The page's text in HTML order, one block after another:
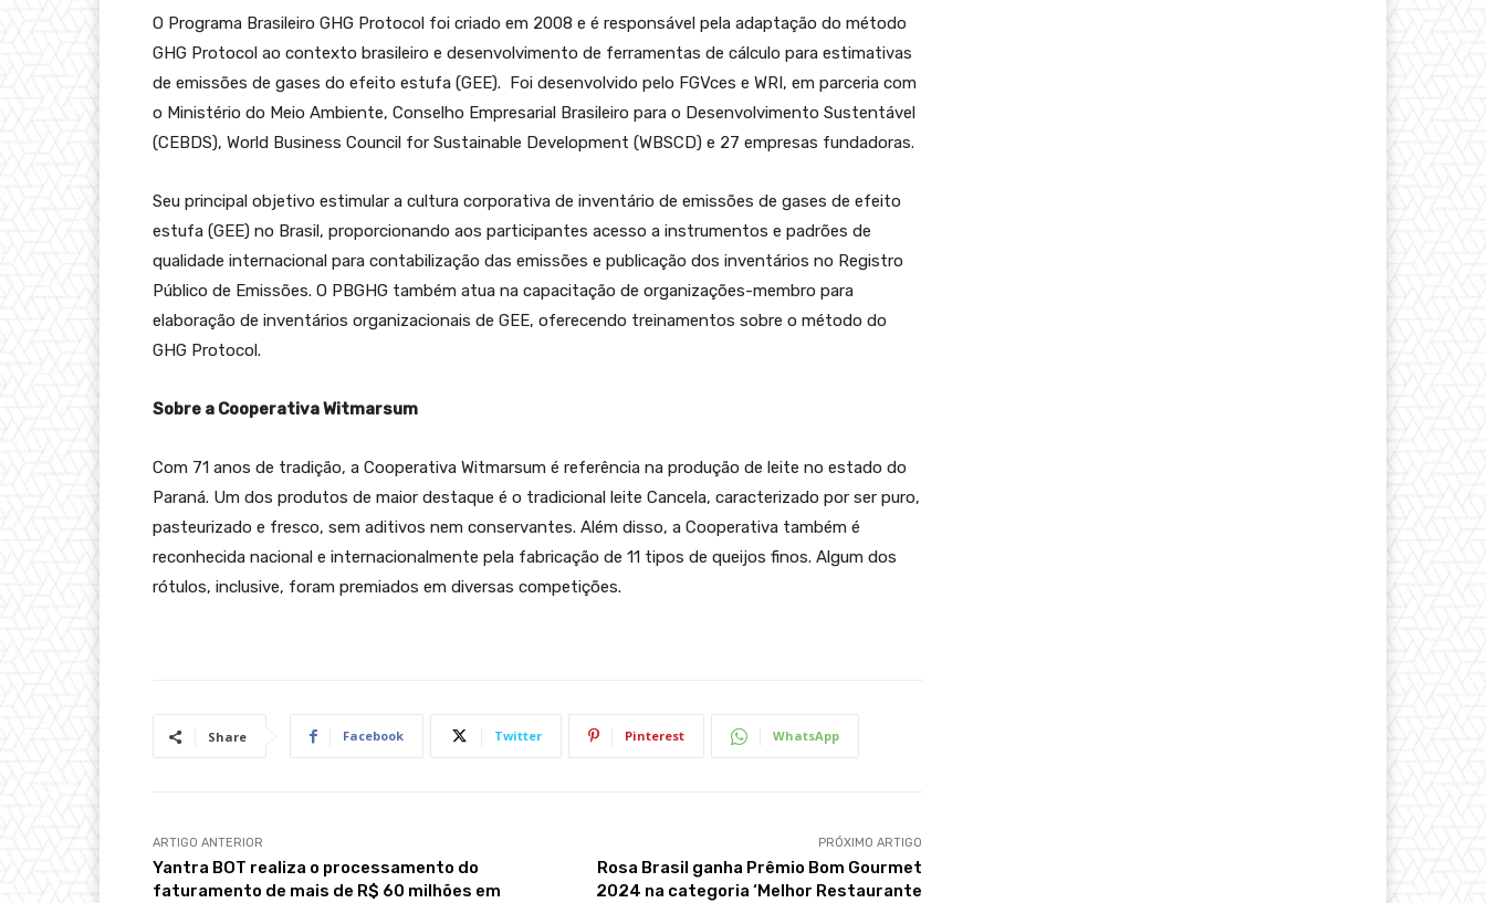
O Programa Brasileiro GHG Protocol foi criado em 2008 e é responsável pela adaptação do método
GHG Protocol ao contexto brasileiro e desenvolvimento de ferramentas de cálculo para estimativas
de emissões de gases do efeito estufa (GEE). Foi desenvolvido pelo FGVces e WRI, em parceria com
o Ministério do Meio Ambiente, Conselho Empresarial Brasileiro para o Desenvolvimento Sustentável
(CEBDS), World Business Council for Sustainable Development (WBSCD) e 27 empresas fundadoras.
Seu principal objetivo estimular a cultura corporativa de inventário de emissões de gases de efeito
estufa (GEE) no Brasil, proporcionando aos participantes acesso a instrumentos e padrões de
qualidade internacional para contabilização das emissões e publicação dos inventários no Registro
Público de Emissões. O PBGHG também atua na capacitação de organizações-membro para
elaboração de inventários organizacionais de GEE, oferecendo treinamentos sobre o método do
GHG Protocol.
Sobre a Cooperativa Witmarsum
Com 71 anos de tradição, a Cooperativa Witmarsum é referência na produção de leite no estado do
Paraná. Um dos produtos de maior destaque é o tradicional leite Cancela, caracterizado por ser puro,
pasteurizado e fresco, sem aditivos nem conservantes. Além disso, a Cooperativa também é
reconhecida nacional e internacionalmente pela fabricação de 11 tipos de queijos finos. Algum dos
rótulos, inclusive, foram premiados em diversas competições.
Share Facebook Twitter Pinterest WhatsApp
ARTIGO ANTERIOR
Yantra BOT realiza o processamento do
faturamento de mais de R$ 60 milhões em
PRÓXIMO ARTIGO
Rosa Brasil ganha Prêmio Bom Gourmet
2024 na categoria ‘Melhor Restaurante